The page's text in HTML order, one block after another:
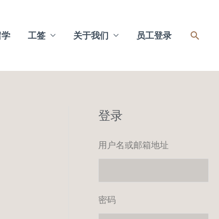
学 工签 关于我们 员工登录
搜
登录
用户名或邮箱地址
密码